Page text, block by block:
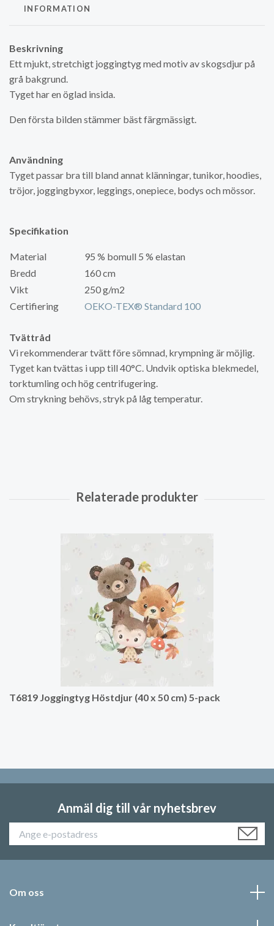
INFORMATION
Beskrivning
Ett mjukt, stretchigt joggingtyg med motiv av skogsdjur på
grå bakgrund.
Tyget har en öglad insida.
Den första bilden stämmer bäst färgmässigt.
Användning
Tyget passar bra till bland annat klänningar, tunikor, hoodies,
tröjor, joggingbyxor, leggings, onepiece, bodys och mössor.
Specifikation
Material
95 % bomull 5 % elastan
Bredd
160 cm
Vikt
250 g/m2
Certifiering
OEKO-TEX® Standard 100
Tvättråd
Vi rekommenderar tvätt före sömnad, krympning är möjlig.
Tyget kan tvättas i upp till 40°C. Undvik optiska blekmedel,
torktumling och hög centrifugering.
Om strykning behövs, stryk på låg temperatur.
T6819 Joggingtyg Höstdjur (40 x 50 cm) 5-pack
Anmäl dig till vår nyhetsbrev
Om oss